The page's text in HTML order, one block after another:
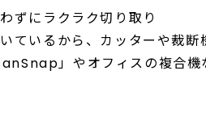
ずにラクラク切り取り
ているから、カッターや裁断
」やオフィスの複合機